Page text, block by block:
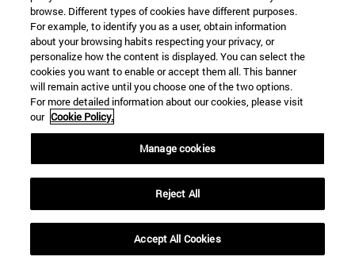
FUNCIÓN Y FICCIÓN. Varios artistas
Más información
browse. Different types of cookies have different purposes.
For example, to identify you as a user, obtain information
about your browsing habits respecting your privacy, or
personalize how the content is displayed. You can select the
cookies you want to enable or accept them all. This banner
will remain active until you choose one of the two options.
For more detailed information about our cookies, please visit
our Cookie Policy.
Manage cookies
Reject All
Accept All Cookies